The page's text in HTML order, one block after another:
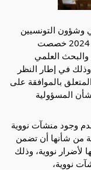
وشؤون التونسيين
بالخارج والهجرة جلسة يوم الأربعاء 24 جويلية 2024 خصصت
والبحث العلمي
وذلك في إطار النظر
في مشروع القانون الأساسي عدد 63/2024 المتعلق بالموافقة على
المسؤولية
وجود منشآت نووية
من شأنها أن تضمن
نووية، وذلك
نووية،